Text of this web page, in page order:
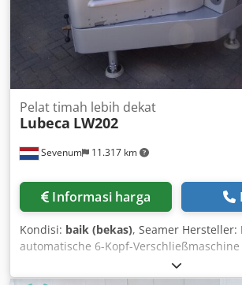
Sevenum 11.317 km
Pelat timah lebih dekat
Lubeca LW202
Informasi harga
Kondisi: baik (bekas), Seamer Hersteller:
automatische 6-Kopf-
Modell: LW 202 Werkzeugausstattung:
mm – EO-Deckel Leistung: bis zu 12.000